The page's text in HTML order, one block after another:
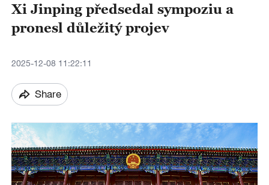
Xi Jinping předsedal sympoziu a
pronesl důležitý projev
2025-12-08 11:22:11
Share